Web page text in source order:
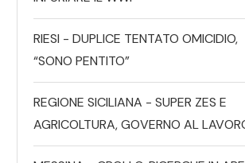
RIESI - DUPLICE TENTATO OMICIDIO,
“SONO PENTITO”
REGIONE SICILIANA - SUPER ZES E
AGRICOLTURA, GOVERNO AL